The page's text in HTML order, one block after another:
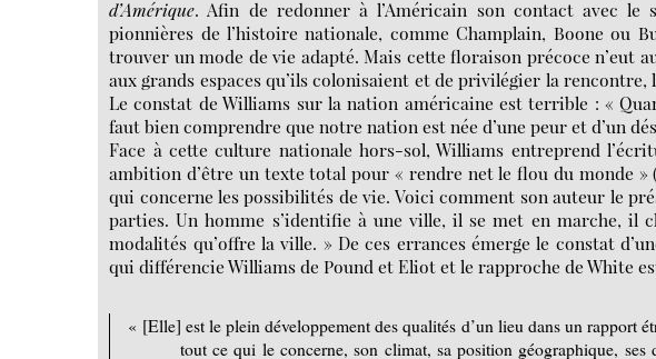
d’Amérique. Afin de redonner à l’Américain son contact avec le
pionnières de l’histoire nationale, comme Champlain, Boone ou
trouver un mode de vie adapté. Mais cette floraison précoce n’eut
aux grands espaces qu’ils colonisaient et de privilégier la
Le constat de Williams sur la nation américaine est terrible : «
faut bien comprendre que notre nation est née d’une peur et d’un
Face à cette culture nationale hors-sol, Williams entreprend
ambition d’être un texte total pour « rendre net le flou du monde »
qui concerne les possibilités de vie. Voici comment son auteur le
parties. Un homme s’identifie à une ville, il se met en marche, il
modalités qu’offre la ville. » De ces errances émerge le constat
qui différencie Williams de Pound et Eliot et le rapproche de White
« [Elle] est le plein développement des qualités d’un lieu dans un rapport
tout ce qui le concerne, son climat, sa position géographique,